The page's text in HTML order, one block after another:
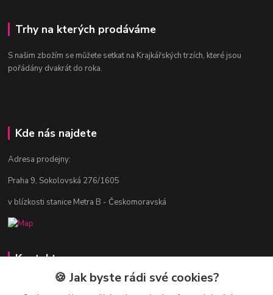
Trhy na kterých prodáváme
S našim zbožím se můžete setkat na Krajkářských trzích, které jsou
pořádány dvakrát do roka.
Kde nás najdete
Adresa prodejny:
Praha 9, Sokolovská 276/1605
v blízkosti stanice Metra B - Českomoravská
Kontakty
Jitka Vlasáková
🍪 Jak byste rádi své cookies?